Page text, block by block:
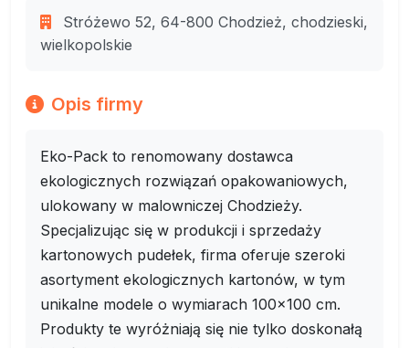
Stróżewo 52, 64-800 Chodzież, chodzieski,
wielkopolskie
Opis firmy
Eko-Pack to renomowany dostawca
ekologicznych rozwiązań opakowaniowych,
ulokowany w malowniczej Chodzieży.
Specjalizując się w produkcji i sprzedaży
kartonowych pudełek, firma oferuje szeroki
asortyment ekologicznych kartonów, w tym
unikalne modele o wymiarach 100x100 cm.
Produkty te wyróżniają się nie tylko doskonałą